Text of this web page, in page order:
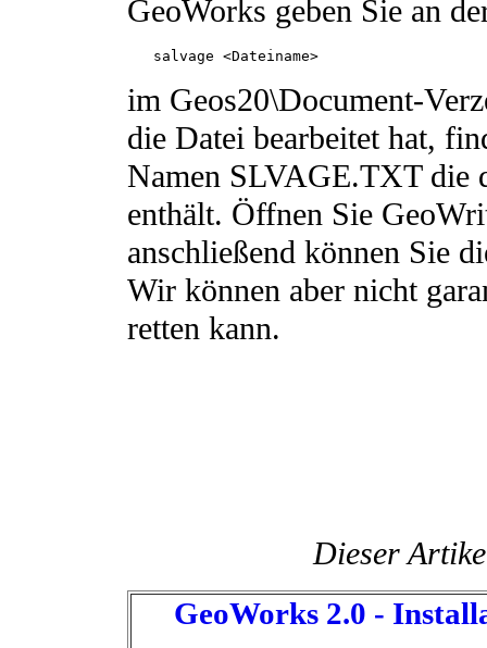
GeoWorks geben Sie an
   salvage <Dateiname>
im Geos20\Document-
die Datei bearbeitet hat,
Namen SLVAGE.TXT die
enthält. Öffnen Sie
anschließend können Sie
Wir können aber nicht
retten kann.
Dieser
GeoWorks 2.0 -